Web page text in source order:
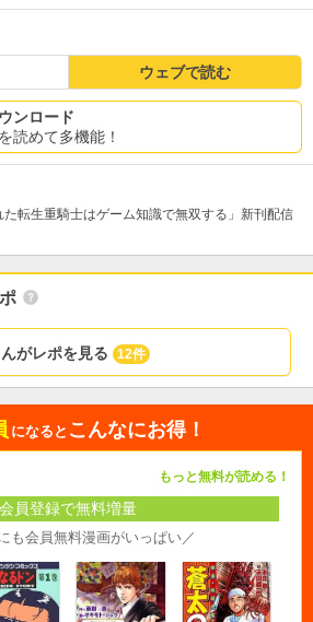
ウェブで読む
ンロード
読めて多機能！
た転生重騎士はゲーム知識で無双する」新刊配信
んがレポを見る 12件
になると こんなにお得！
もっと無料が読める！
会員登録で無料増量
も会員無料漫画がいっぱい／